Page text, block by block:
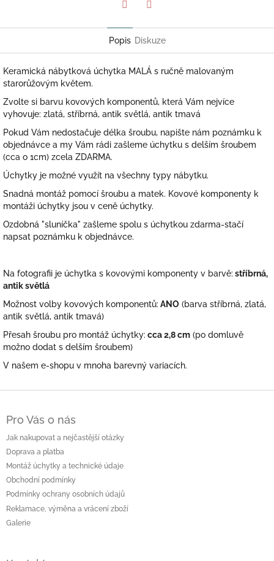
Popis Diskuze
Keramická nábytková úchytka MALÁ s ručně malovaným
starorůžovým květem.
Zvolte si barvu kovových komponentů, která Vám nejvíce
vyhovuje: zlatá, stříbrná, antik světlá, antik tmavá
Pokud Vám nedostačuje délka šroubu, napište nám poznámku k
objednávce a my Vám rádi zašleme úchytku s delším šroubem
(cca o 1cm) zcela ZDARMA.
Úchytky je možné využít na všechny typy nábytku.
Snadná montáž pomocí šroubu a matek. Kovové komponenty k
montáži úchytky jsou v ceně úchytky.
Ozdobná "sluníčka" zašleme spolu s úchytkou zdarma-stačí
napsat poznámku k objednávce.
Na fotografii je úchytka s kovovými komponenty v barvě: stříbrná,
antik světlá
Možnost volby kovových komponentů: ANO (barva stříbrná, zlatá,
antik světlá, antik tmavá)
Přesah šroubu pro montáž úchytky: cca 2,8 cm (po domluvě
možno dodat s delším šroubem)
V našem e-shopu v mnoha barevný variacích.
Pro Vás o nás
Jak nakupovat a nejčastější otázky
Doprava a platba
Montáž úchytky a technické údaje
Obchodní podmínky
Podmínky ochrany osobních údajů
Reklamace, výměna a vrácení zboží
Galerie